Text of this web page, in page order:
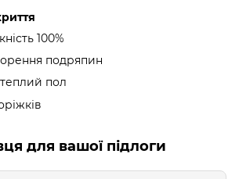
100%
подряпин
пол
для вашої підлоги